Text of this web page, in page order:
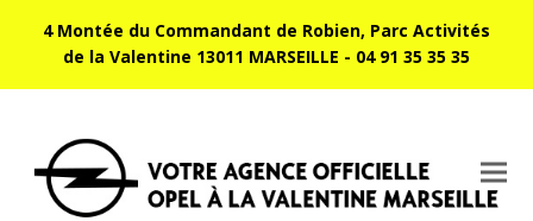
4 Montée du Commandant de Robien, Parc Activités
de la Valentine 13011 MARSEILLE - 04 91 35 35 35